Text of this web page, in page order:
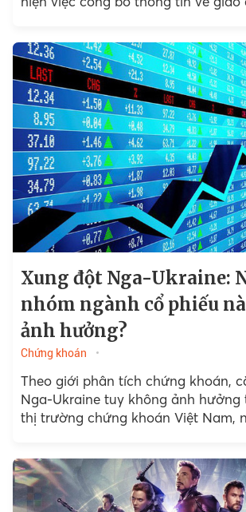
làm giá thanh toán cuối cùng của
tương lai chỉ số VN30.
Xung đột Nga-Ukraine:
nhóm ngành cổ phiếu
ảnh hưởng?
Chứng khoán
Theo giới phân tích chứng khoán,
Nga-Ukraine tuy không ảnh
thị trường chứng khoán Việt Nam,